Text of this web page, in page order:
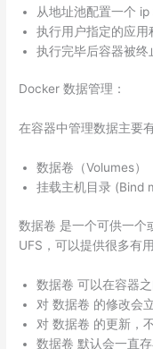
从地址池配置一个
执行用户指定的应用
执行完毕后容器被终
Docker 数据管理：
在容器中管理数据主要
数据卷（Volumes）
挂载主机目录 (Bind
数据卷 是一个可供一个
UFS，可以提供很多有
数据卷 可以在容器
对 数据卷 的修改会
对 数据卷 的更新，
数据卷 默认会一直